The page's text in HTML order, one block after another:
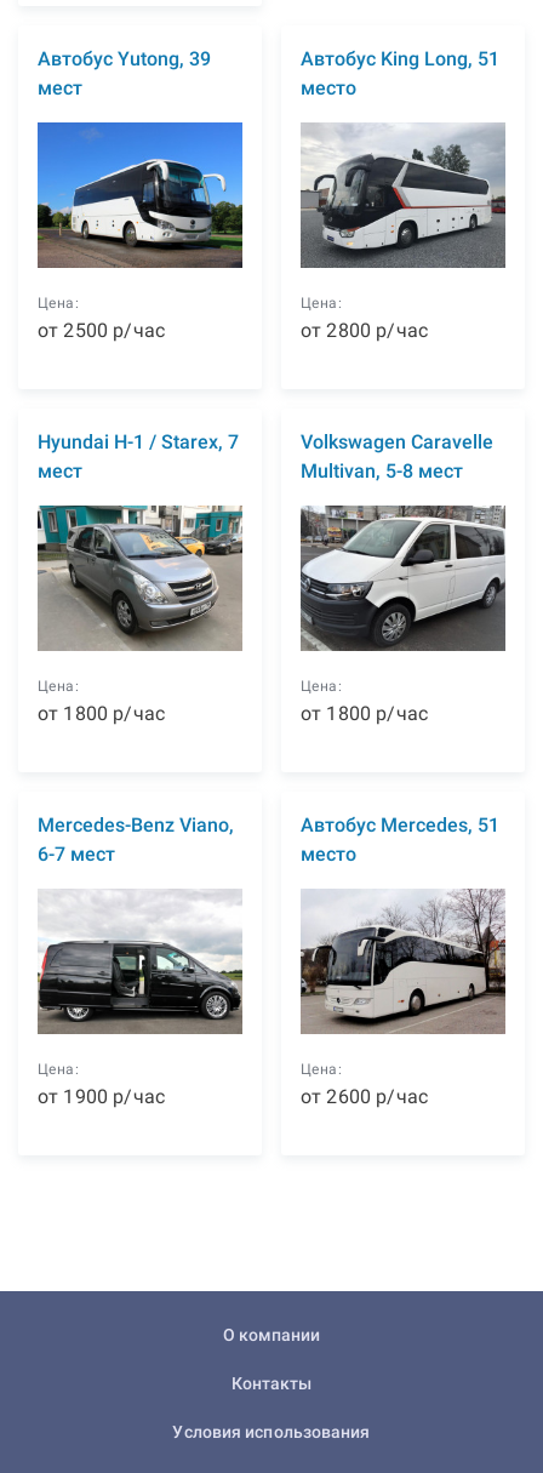
Автобус Yutong, 39
мест
Цена:
от2500 р/час
Автобус King Long, 51
место
Цена:
от2800 р/час
Hyundai H-1 / Starex, 7
мест
Цена:
от 1800 р/час
Volkswagen Caravelle
Multivan, 5-8 мест
Цена:
от 1800 р/час
Mercedes-Benz Viano,
6-7 мест
Цена:
от 1900 р/час
Автобус Mercedes, 51
место
Цена:
от2600 р/час
О компании
Контакты
Условия использования